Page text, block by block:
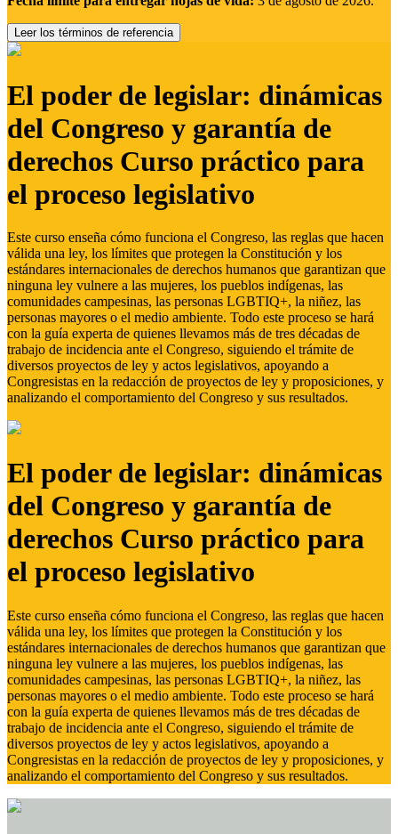
Leer los términos de referencia
El poder de legislar: dinámicas
del Congreso y garantía de
derechos Curso práctico para
el proceso legislativo
Este curso enseña cómo funciona el Congreso, las reglas que hacen
válida una ley, los límites que protegen la Constitución y los
estándares internacionales de derechos humanos que garantizan que
ninguna ley vulnere a las mujeres, los pueblos indígenas, las
comunidades campesinas, las personas LGBTIQ+, la niñez, las
personas mayores o el medio ambiente. Todo este proceso se hará
con la guía experta de quienes llevamos más de tres décadas de
trabajo de incidencia ante el Congreso, siguiendo el trámite de
diversos proyectos de ley y actos legislativos, apoyando a
Congresistas en la redacción de proyectos de ley y proposiciones, y
analizando el comportamiento del Congreso y sus resultados.
El poder de legislar: dinámicas
del Congreso y garantía de
derechos Curso práctico para
el proceso legislativo
Este curso enseña cómo funciona el Congreso, las reglas que hacen
válida una ley, los límites que protegen la Constitución y los
estándares internacionales de derechos humanos que garantizan que
ninguna ley vulnere a las mujeres, los pueblos indígenas, las
comunidades campesinas, las personas LGBTIQ+, la niñez, las
personas mayores o el medio ambiente. Todo este proceso se hará
con la guía experta de quienes llevamos más de tres décadas de
trabajo de incidencia ante el Congreso, siguiendo el trámite de
diversos proyectos de ley y actos legislativos, apoyando a
Congresistas en la redacción de proyectos de ley y proposiciones, y
analizando el comportamiento del Congreso y sus resultados.